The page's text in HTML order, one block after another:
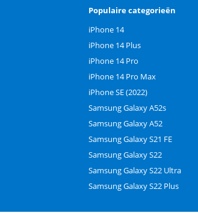
Populaire categorieën
iPhone 14
iPhone 14 Plus
iPhone 14 Pro
iPhone 14 Pro Max
iPhone SE (2022)
Samsung Galaxy A52s
Samsung Galaxy A52
Samsung Galaxy S21 FE
Samsung Galaxy S22
Samsung Galaxy S22 Ultra
Samsung Galaxy S22 Plus